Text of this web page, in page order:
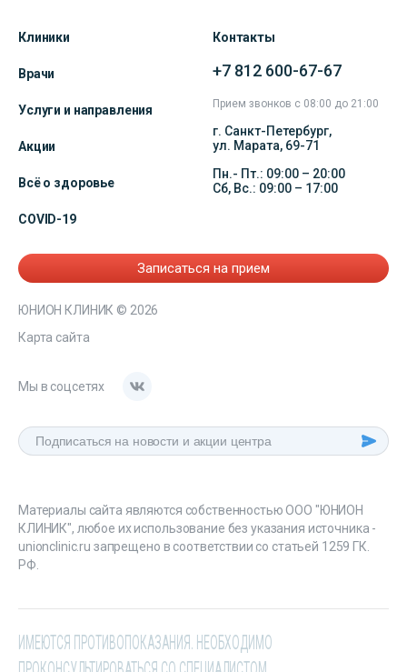
Клиники
Врачи
Услуги и направления
Акции
Всё о здоровье
COVID-19
Контакты
+7 812 600-67-67
Прием звонков с 08:00 до 21:00
г. Санкт-Петербург,
ул. Марата, 69-71
Пн.- Пт.: 09:00 – 20:00
Сб, Вс.: 09:00 – 17:00
Записаться на прием
ЮНИОН КЛИНИК © 2026
Карта сайта
Мы в соцсетях
Материалы сайта являются собственностью ООО "ЮНИОН
КЛИНИК", любое их использование без указания источника -
unionclinic.ru запрещено в соответствии со статьей 1259 ГК.
РФ.
ИМЕЮТСЯ ПРОТИВОПОКАЗАНИЯ. НЕОБХОДИМО